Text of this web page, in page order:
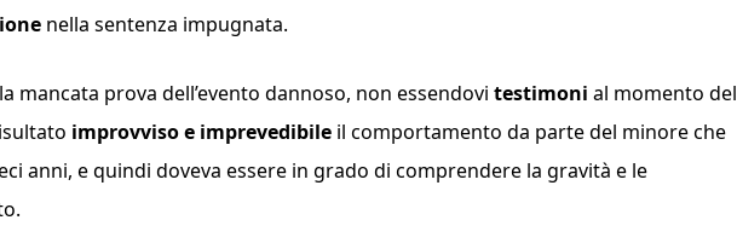
nella sentenza impugnata.
mancata prova dell’evento dannoso, non essendovi testimoni al momento del
improvviso e imprevedibile il comportamento da parte del minore che
anni, e quindi doveva essere in grado di comprendere la gravità e le